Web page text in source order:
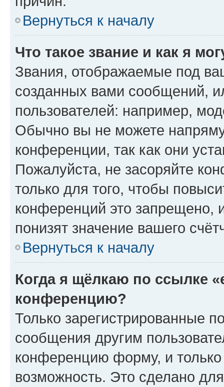
Вернуться к началу
Что такое звание и как я
Звания, отображаемые под
созданных вами сообщений,
пользователей: например,
Обычно вы не можете
конференции, так как они
Пожалуйста, не засоряйте
только для того, чтобы
конференций это запрещено,
понизят значение вашего
Вернуться к началу
Когда я щёлкаю по ссылке
конференцию?
Только зарегистрированные
сообщения другим
конференцию форму, и
возможность. Это сделано